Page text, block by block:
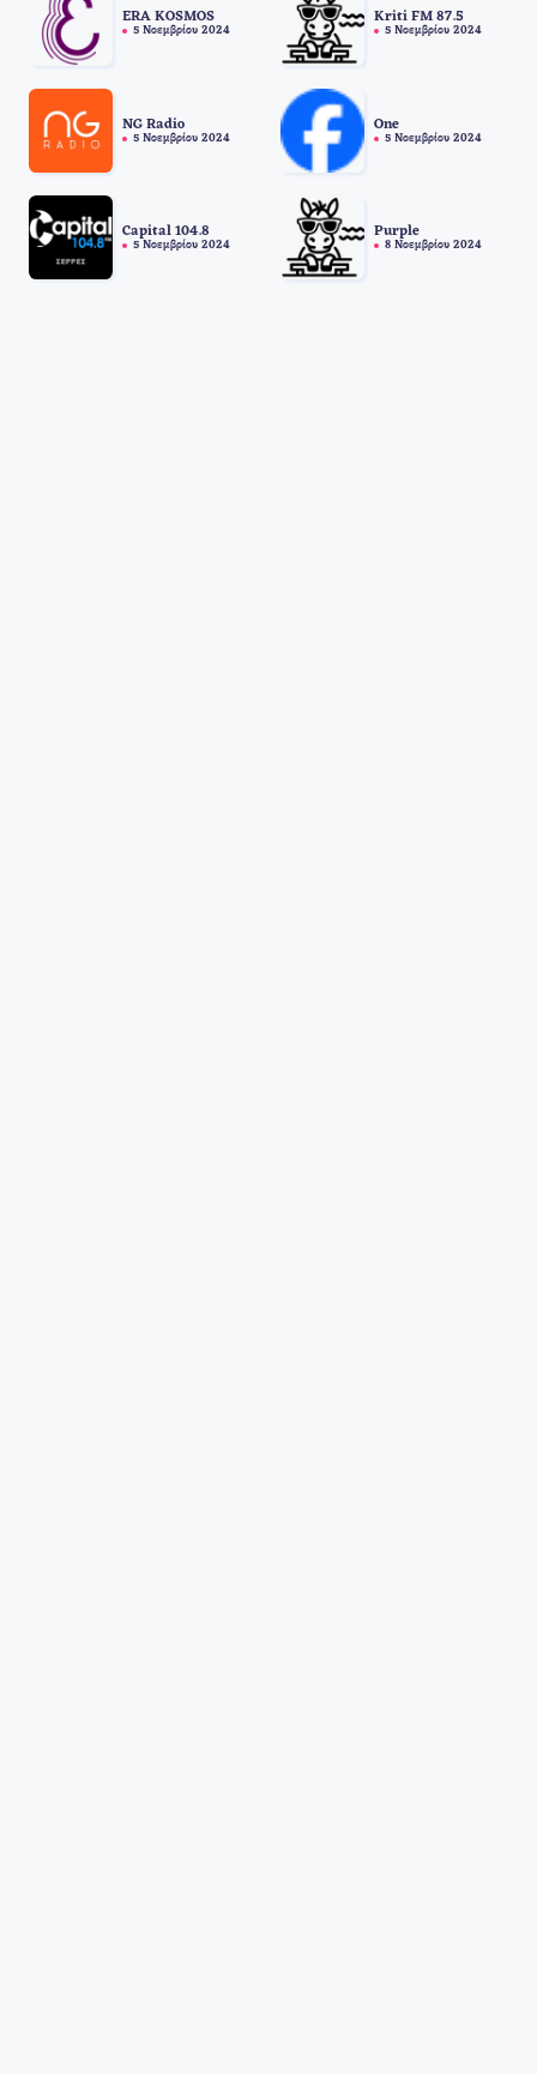
ERA KOSMOS
5 Νοεμβρίου 2024
Kriti FM 87.5
5 Νοεμβρίου 2024
NG Radio
5 Νοεμβρίου 2024
One
5 Νοεμβρίου 2024
Capital 104.8
5 Νοεμβρίου 2024
Purple
8 Νοεμβρίου 2024